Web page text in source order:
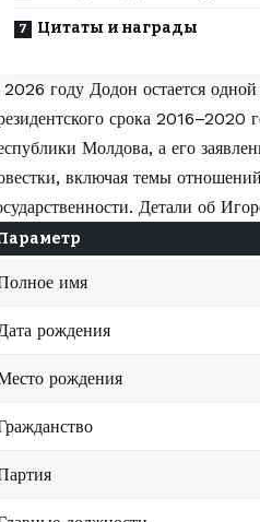
Цитаты и награды
году Додон остается
срока 2016–2020
Молдова, а его
включая темы
Детали об
имя
рождения
рождения